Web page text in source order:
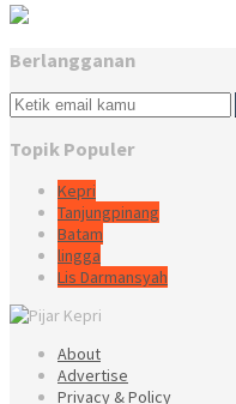
Berlangganan
Topik Populer
Kepri
Tanjungpinang
Batam
lingga
Lis Darmansyah
About
Advertise
Privacy & Policy